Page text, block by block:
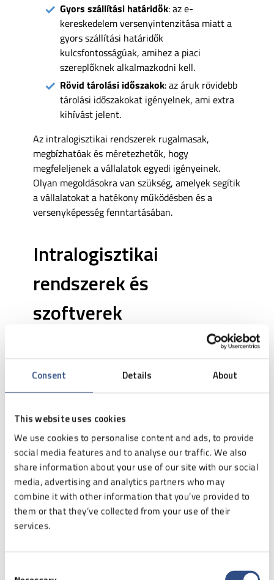
Consent Details About
This website uses cookies
We use cookies to personalise content and ads, to provide
social media features and to analyse our traffic. We also
share information about your use of our site with our social
media, advertising and analytics partners who may
combine it with other information that you’ve provided to
them or that they’ve collected from your use of their
services.
Gyors szállítási határidők: az e-
kereskedelem versenyintenzitása miatt a
gyors szállítási határidők
kulcsfontosságúak, amihez a piaci
szereplőknek alkalmazkodni kell.
Rövid tárolási időszakok: az áruk rövidebb
tárolási időszakokat igényelnek, ami extra
kihívást jelent.
Az intralogisztikai rendszerek rugalmasak,
megbízhatóak és méretezhetők, hogy
megfeleljenek a vállalatok egyedi igényeinek.
Olyan megoldásokra van szükség, amelyek segítik
a vállalatokat a hatékony működésben és a
versenyképesség fenntartásában.
Intralogisztikai
rendszerek és
szoftverek
alapja az AGV
önjáró AMR (Autonomous Mobile Robots) robotok,
területeken történő automatikus szállítását. A
rendszerek továbbá a következő előnyöket
kínálják:
Hatékony anyagmozgatás: az AGV-k és
AMR robotok gyors és hatékony
anyagmozgatást tesznek lehetővé a
vállalati területeken, minimalizálva az